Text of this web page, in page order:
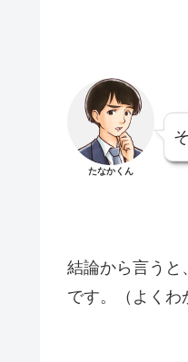
たなかくん
結論から言うと
です。（よくわ